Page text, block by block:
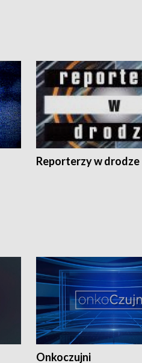
Reporterzy w drodze
Onkoczujni